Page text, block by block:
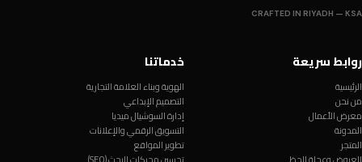
CRAFTED IN RIYADH — KSA
روابط سريعة
الرئيسية
من نحن
معرض الأعمال
المدونة
المتجر
خدماتنا
الهوية وبناء العلامة التجارية
التصميم الإبداعي
إدارة السوشيال ميديا
التسويق الرقمي والإعلانات
تطوير المواقع